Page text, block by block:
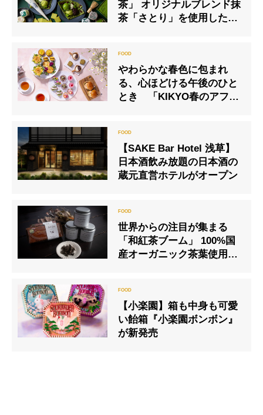
茶」 オリジナルブレンド抹
茶「さとり」を使用した濃
やわらかな春色に包まれ
る、心ほどける午後のひと
とき 「KIKYO春のアフタ
【SAKE Bar Hotel 浅草】
日本酒飲み放題の日本酒の
蔵元直営ホテルがオープン
世界からの注目が集まる
「和紅茶ブーム」 100%国
産オーガニック茶葉使用の
【小楽園】箱も中身も可愛
い飴箱『小楽園ボンボン』
が新発売